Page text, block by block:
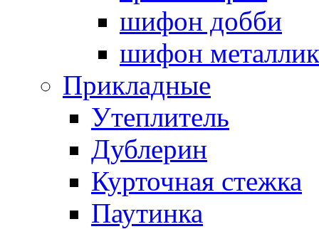
шифон добби
шифон металлик
Прикладные
Утеплитель
Дублерин
Курточная стежка
Паутинка